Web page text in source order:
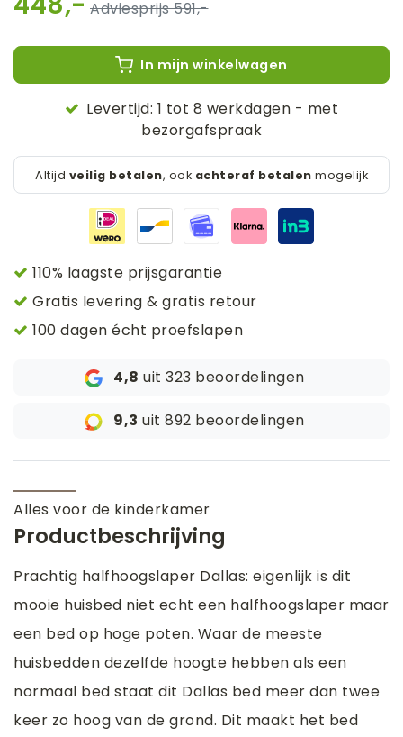
591,-
In mijn winkelwagen
Levertijd: 1 tot 8 werkdagen - met
bezorgafspraak
Altijd veilig betalen, ook achteraf betalen mogelijk
110% laagste prijsgarantie
Gratis levering & gratis retour
100 dagen écht proefslapen
4,8 uit 323 beoordelingen
9,3 uit 892 beoordelingen
Alles voor de kinderkamer
Productbeschrijving
Prachtig halfhoogslaper Dallas: eigenlijk is dit
mooie huisbed niet echt een halfhoogslaper maar
een bed op hoge poten. Waar de meeste
huisbedden dezelfde hoogte hebben als een
normaal bed staat dit Dallas bed meer dan twee
keer zo hoog van de grond. Dit maakt het bed